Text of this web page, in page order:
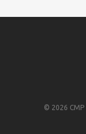
© 2026